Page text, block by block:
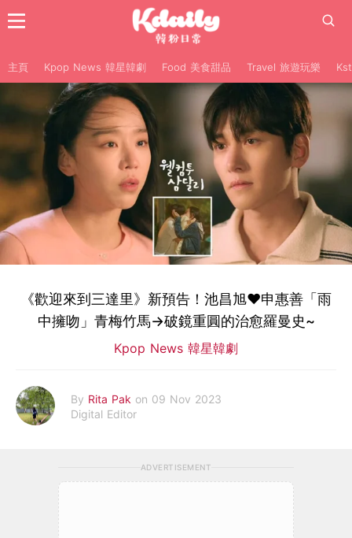
主頁 Kpop News 韓星韓劇 Food 美食甜品 Travel 旅遊玩樂
《歡迎來到三達里》新預告！池昌旭❤申惠善「雨
中擁吻」青梅竹馬→破鏡重圓的治愈羅曼史~
Kpop News 韓星韓劇
By Rita Pak on 09 Nov 2023
Digital Editor
ADVERTISEMENT